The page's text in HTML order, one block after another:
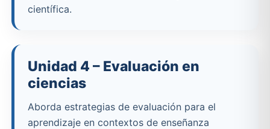
científica.
Unidad 4 – Evaluación en
ciencias
Aborda estrategias de evaluación para el
aprendizaje en contextos de enseñanza